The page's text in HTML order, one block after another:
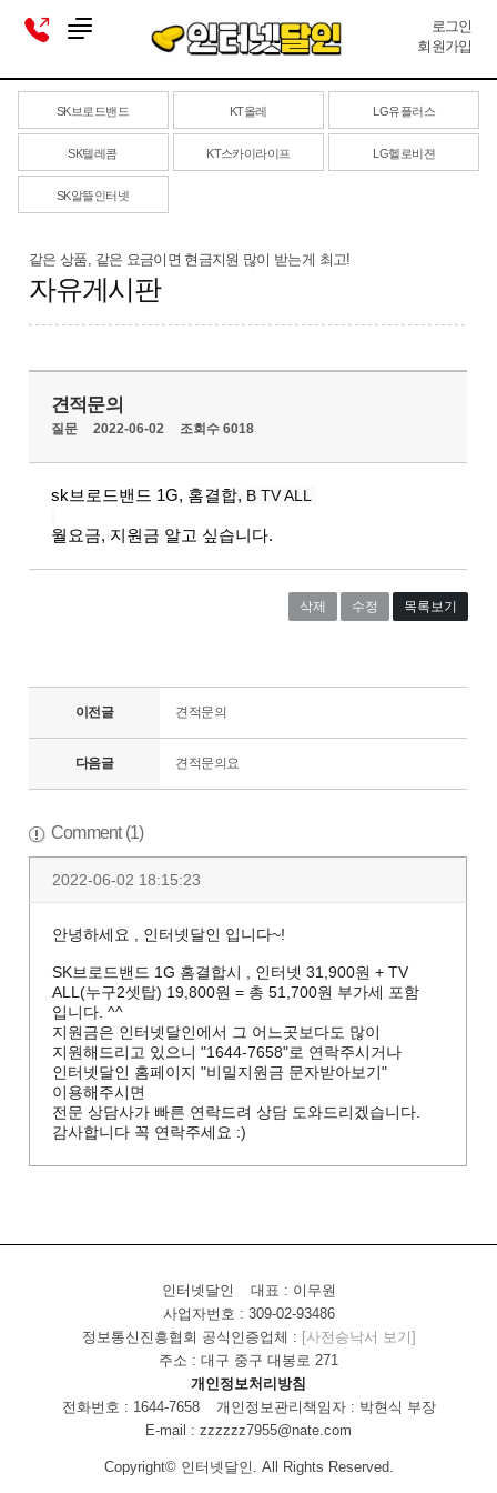
로그인
회원가입
SK브로드밴드 KT올레 LG유플러스
SK텔레콤 KT스카이라이프 LG헬로비젼
SK알뜰인터넷
같은 상품, 같은 요금이면 현금지원 많이 받는게 최고!
자유게시판
견적문의
질문 2022-06-02 조회수 6018
sk브로드밴드 1G, 홈결합, B TV ALL
월요금, 지원금 알고 싶습니다.
삭제 수정 목록보기
이전글 견적문의
다음글 견적문의요
Comment (1)
2022-06-02 18:15:23
안녕하세요 , 인터넷달인 입니다~!
SK브로드밴드 1G 홈결합시 , 인터넷 31,900원 + TV
ALL(누구2셋탑) 19,800원 = 총 51,700원 부가세 포함
입니다. ^^
지원금은 인터넷달인에서 그 어느곳보다도 많이
지원해드리고 있으니 "1644-7658"로 연락주시거나
인터넷달인 홈페이지 "비밀지원금 문자받아보기"
이용해주시면
전문 상담사가 빠른 연락드려 상담 도와드리겠습니다.
감사합니다 꼭 연락주세요 :)
인터넷달인
대표 : 이무원
사업자번호 : 309-02-93486
정보통신진흥협회 공식인증업체 : [사전승낙서 보기]
주소 : 대구 중구 대봉로 271
개인정보처리방침
전화번호 : 1644-7658
개인정보관리책임자 : 박현식 부장
E-mail : zzzzzz7955@nate.com
Copyright© 인터넷달인. All Rights Reserved.